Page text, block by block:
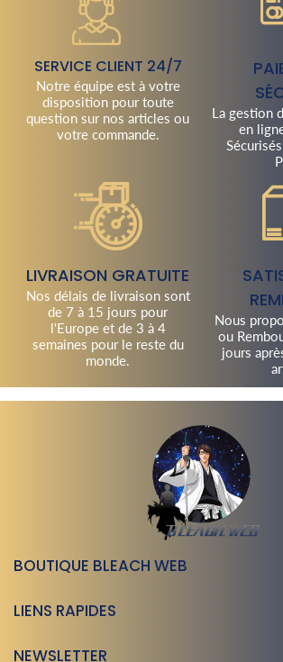
SERVICE CLIENT 24/7
Notre équipe est à votre
disposition pour toute
question sur nos articles ou
votre commande.
La gestion
en
LIVRAISON GRATUITE
Nos délais de livraison sont
de 7 à 15 jours pour
l'Europe et de 3 à 4
semaines pour le reste du
monde.
Nous
ou
jours
BOUTIQUE BLEACH WEB
LIENS RAPIDES
NEWSLETTER